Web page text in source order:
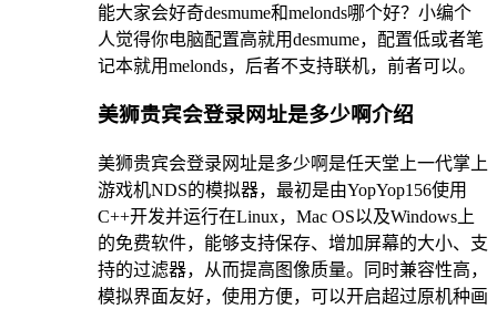
能大家会好奇desmume和melonds哪个好？小编个
人觉得你电脑配置高就用desmume，配置低或者笔
记本就用melonds，后者不支持联机，前者可以。
美狮贵宾会登录网址是多少啊介绍
美狮贵宾会登录网址是多少啊是任天堂上一代掌上
游戏机NDS的模拟器，最初是由YopYop156使用
C++开发并运行在Linux，Mac OS以及Windows上
的免费软件，能够支持保存、增加屏幕的大小、支
持的过滤器，从而提高图像质量。同时兼容性高，
模拟界面友好，使用方便，可以开启超过原机种画